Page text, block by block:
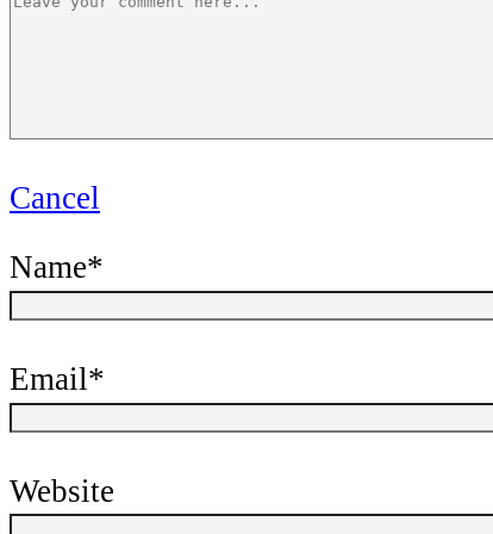
Cancel
Name*
Email*
Website